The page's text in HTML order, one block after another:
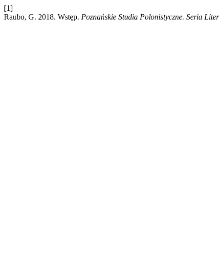
[1]
Raubo, G. 2018. Wstęp. Poznańskie Studia Polonistyczne. Seria